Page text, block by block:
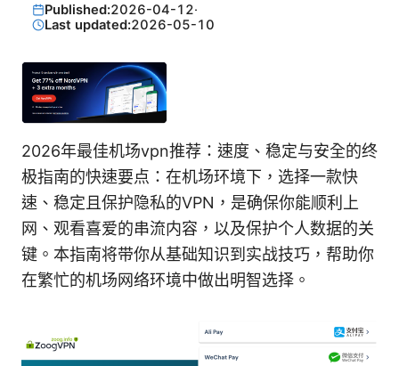
Published:2026-04-12·
Last updated:2026-05-10
2026年最佳机场vpn推荐：速度、稳定与安全的终
极指南的快速要点：在机场环境下，选择一款快
速、稳定且保护隐私的VPN，是确保你能顺利上
网、观看喜爱的串流内容，以及保护个人数据的关
键。本指南将带你从基础知识到实战技巧，帮助你
在繁忙的机场网络环境中做出明智选择。